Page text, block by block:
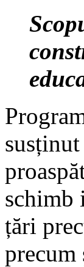
schimb
țări
precum